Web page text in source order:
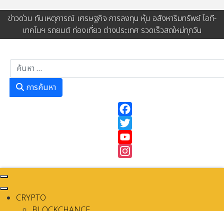
ข่าวด่วน ทันเหตุการณ์ เศรษฐกิจ การลงทุน หุ้น อสังหาริมทรัพย์ ไอที-
เทคโนฯ รถยนต์ ท่องเที่ยว ต่างประเทศ รวดเร็วสดใหม่ทุกวัน
การค้นหา
Instagram
CRYPTO